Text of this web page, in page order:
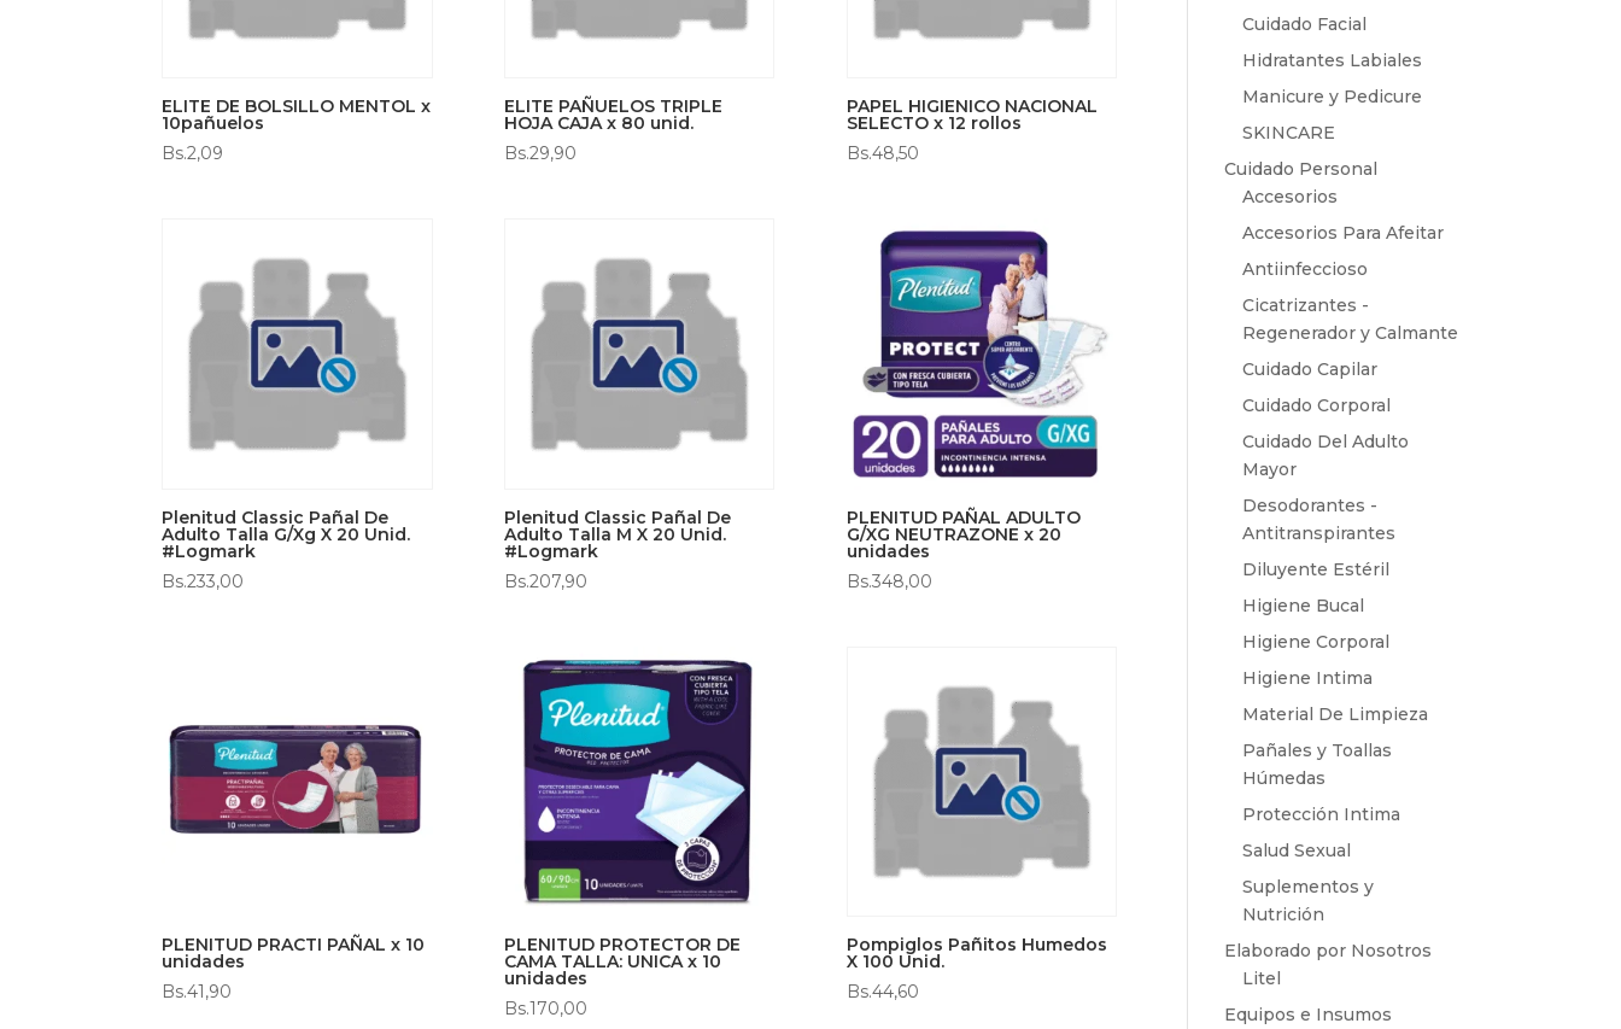
ELITE DE BOLSILLO MENTOL x
10pañuelos
Bs.2,09
ELITE PAÑUELOS TRIPLE
HOJA CAJA x 80 unid.
Bs.29,90
PAPEL HIGIENICO NACIONAL
SELECTO x 12 rollos
Bs.48,50
Plenitud Classic Pañal De
Adulto Talla G/Xg X 20 Unid.
#Logmark
Bs.233,00
Plenitud Classic Pañal De
Adulto Talla M X 20 Unid.
#Logmark
Bs.207,90
PLENITUD PAÑAL ADULTO
G/XG NEUTRAZONE x 20
unidades
Bs.348,00
PLENITUD PRACTI PAÑAL x 10
unidades
Bs.41,90
PLENITUD PROTECTOR DE
CAMA TALLA: UNICA x 10
unidades
Bs.170,00
Pompiglos Pañitos Humedos
X 100 Unid.
Bs.44,60
Cuidado Facial
Hidratantes Labiales
Manicure y Pedicure
SKINCARE
Cuidado Personal
Accesorios
Accesorios Para Afeitar
Antiinfeccioso
Cicatrizantes -
Regenerador y Calmante
Cuidado Capilar
Cuidado Corporal
Cuidado Del Adulto
Mayor
Desodorantes -
Antitranspirantes
Diluyente Estéril
Higiene Bucal
Higiene Corporal
Higiene Intima
Material De Limpieza
Pañales y Toallas
Húmedas
Protección Intima
Salud Sexual
Suplementos y
Nutrición
Elaborado por Nosotros
Litel
Equipos e Insumos